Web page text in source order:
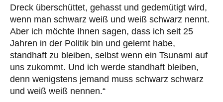
Dreck überschüttet, gehasst und gedemütigt wird,
wenn man schwarz weiß und weiß schwarz nennt.
Aber ich möchte Ihnen sagen, dass ich seit 25
Jahren in der Politik bin und gelernt habe,
standhaft zu bleiben, selbst wenn ein Tsunami auf
uns zukommt. Und ich werde standhaft bleiben,
denn wenigstens jemand muss schwarz schwarz
und weiß weiß nennen.“